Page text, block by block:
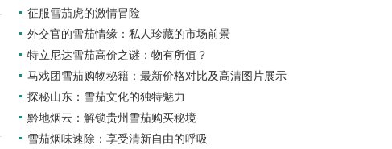
茄价格的影响因素是多方面的。原材料成本
是基础。优质烟叶的种植、采摘、发酵和醇
病虫害等自然因素也可能影响烟叶的产量和
质量，进而影响雪茄的...
征服雪茄虎的激情冒险
外交官的雪茄情缘：私人珍藏的市场前景
特立尼达雪茄高价之谜：物有所值？
马戏团雪茄购物秘籍：最新价格对比及高清图片展示
探秘山东：雪茄文化的独特魅力
黔地烟云：解锁贵州雪茄购买秘境
雪茄烟味速除：享受清新自由的呼吸